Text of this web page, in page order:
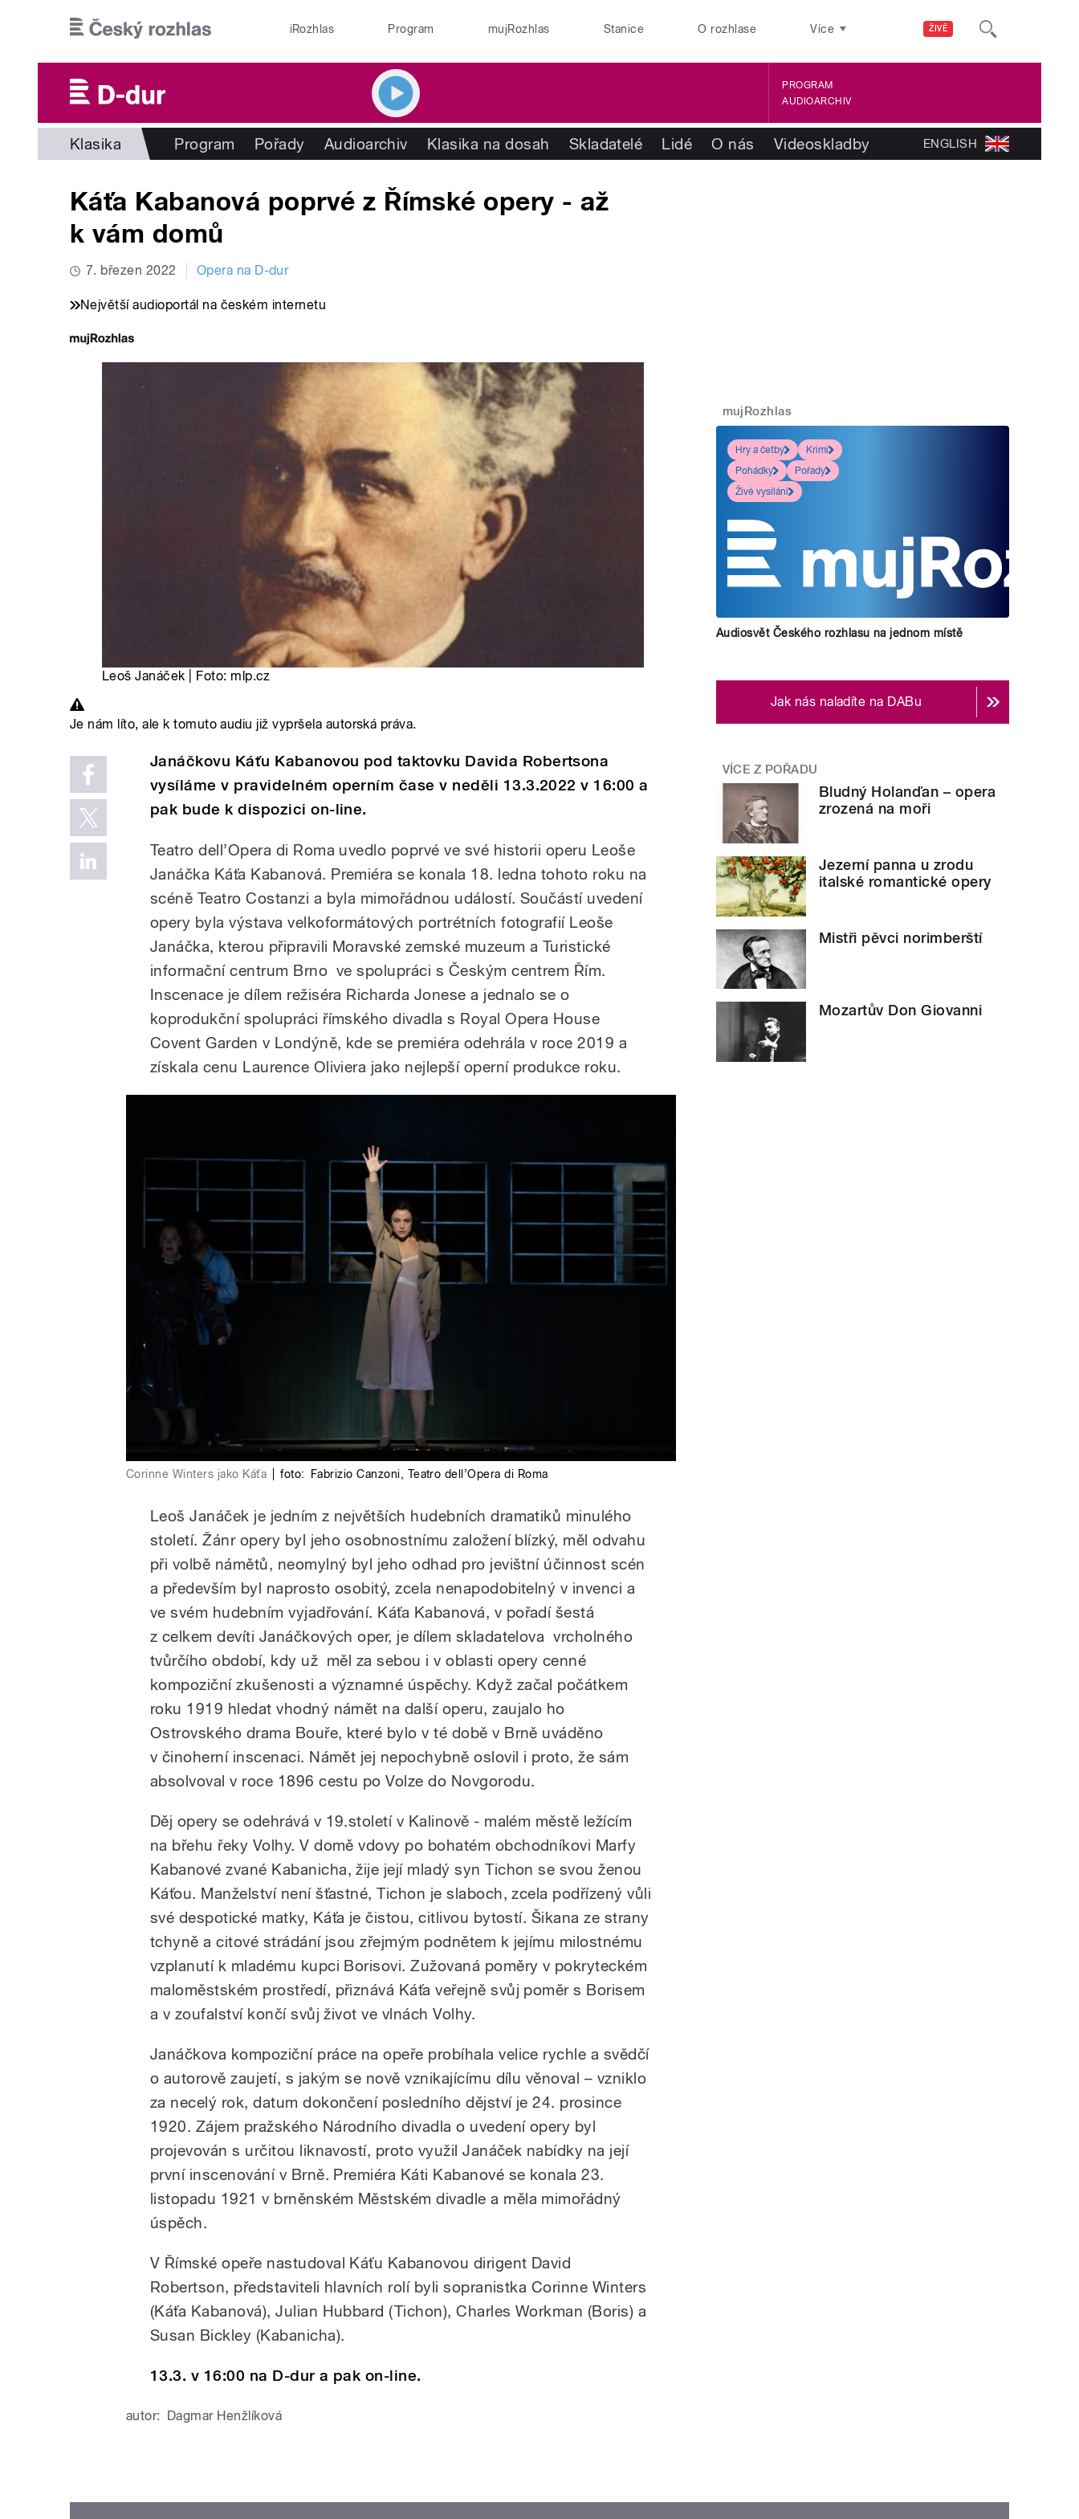
ŽIVĚ
iRozhlas Program mujRozhlas Stanice O rozhlase Více
PROGRAM
AUDIOARCHIV
Klasika Program Pořady Audioarchiv Klasika na dosah Skladatelé Lidé O nás Videoskladby ENGLISH
Káťa Kabanová poprvé z Římské opery - až
k vám domů
7. březen 2022 Opera na D-dur
Největší audioportál na českém internetu
Leoš Janáček | Foto: mlp.cz
Je nám líto, ale k tomuto audiu již vypršela autorská práva.
Janáčkovu Káťu Kabanovou pod taktovku Davida Robertsona
vysíláme v pravidelném operním čase v neděli 13.3.2022 v 16:00 a
pak bude k dispozici on-line.
Teatro dell’Opera di Roma uvedlo poprvé ve své historii operu Leoše
Janáčka Káťa Kabanová. Premiéra se konala 18. ledna tohoto roku na
scéně Teatro Costanzi a byla mimořádnou událostí. Součástí uvedení
opery byla výstava velkoformátových portrétních fotografií Leoše
Janáčka, kterou připravili Moravské zemské muzeum a Turistické
informační centrum Brno ve spolupráci s Českým centrem Řím.
Inscenace je dílem režiséra Richarda Jonese a jednalo se o
koprodukční spolupráci římského divadla s Royal Opera House
Covent Garden v Londýně, kde se premiéra odehrála v roce 2019 a
získala cenu Laurence Oliviera jako nejlepší operní produkce roku.
Corinne Winters jako Káťa foto: Fabrizio Canzoni, Teatro dell’Opera di Roma
Leoš Janáček je jedním z největších hudebních dramatiků minulého
století. Žánr opery byl jeho osobnostnímu založení blízký, měl odvahu
při volbě námětů, neomylný byl jeho odhad pro jevištní účinnost scén
a především byl naprosto osobitý, zcela nenapodobitelný v invenci a
ve svém hudebním vyjadřování. Káťa Kabanová, v pořadí šestá
z celkem devíti Janáčkových oper, je dílem skladatelova vrcholného
tvůrčího období, kdy už měl za sebou i v oblasti opery cenné
kompoziční zkušenosti a významné úspěchy. Když začal počátkem
roku 1919 hledat vhodný námět na další operu, zaujalo ho
Ostrovského drama Bouře, které bylo v té době v Brně uváděno
v činoherní inscenaci. Námět jej nepochybně oslovil i proto, že sám
absolvoval v roce 1896 cestu po Volze do Novgorodu.
Děj opery se odehrává v 19.století v Kalinově - malém městě ležícím
na břehu řeky Volhy. V domě vdovy po bohatém obchodníkovi Marfy
Kabanové zvané Kabanicha, žije její mladý syn Tichon se svou ženou
Káťou. Manželství není šťastné, Tichon je slaboch, zcela podřízený vůli
své despotické matky, Káťa je čistou, citlivou bytostí. Šikana ze strany
tchyně a citové strádání jsou zřejmým podnětem k jejímu milostnému
vzplanutí k mladému kupci Borisovi. Zužovaná poměry v pokryteckém
maloměstském prostředí, přiznává Káťa veřejně svůj poměr s Borisem
a v zoufalství končí svůj život ve vlnách Volhy.
Janáčkova kompoziční práce na opeře probíhala velice rychle a svědčí
o autorově zaujetí, s jakým se nově vznikajícímu dílu věnoval – vzniklo
za necelý rok, datum dokončení posledního dějství je 24. prosince
1920. Zájem pražského Národního divadla o uvedení opery byl
projevován s určitou liknavostí, proto využil Janáček nabídky na její
první inscenování v Brně. Premiéra Káti Kabanové se konala 23.
listopadu 1921 v brněnském Městském divadle a měla mimořádný
úspěch.
V Římské opeře nastudoval Káťu Kabanovou dirigent David
Robertson, představiteli hlavních rolí byli sopranistka Corinne Winters
(Káťa Kabanová), Julian Hubbard (Tichon), Charles Workman (Boris) a
Susan Bickley (Kabanicha).
13.3. v 16:00 na D-dur a pak on-line.
autor: Dagmar Henžlíková
mujRozhlas
Hry a četby
Krimi
Pohádky
Pořady
Živé vysílání
Audiosvět Českého rozhlasu na jednom místě
Jak nás naladíte na DABu
VÍCE Z POŘADU
Bludný Holanďan – opera
zrozená na moři
Jezerní panna u zrodu
italské romantické opery
Mistři pěvci norimberští
Mozartův Don Giovanni